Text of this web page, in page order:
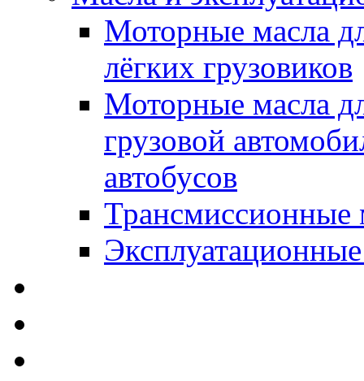
Моторные масла
лёгких грузовиков
Моторные масла
грузовой
автобусов
Трансмиссионные